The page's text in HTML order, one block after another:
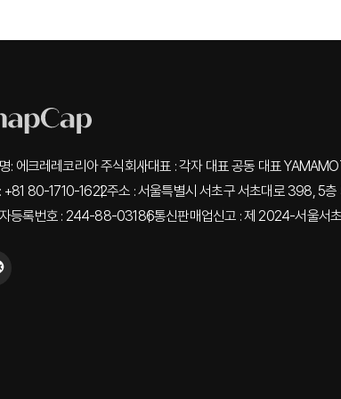
: 에크레레코리아 주식회사대표 : 각자 대표 공동 대표
+81 80-1710-1622주소 : 서울특별시 서초구 서초대로 398, 5
등록번호 : 244-88-03186통신판매업신고 : 제 2024-서울서